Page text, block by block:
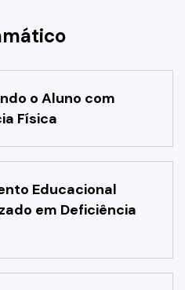
o Aluno com
Física
Educacional
em Deficiência